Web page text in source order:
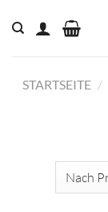
Inhalt
STARTSEITE /